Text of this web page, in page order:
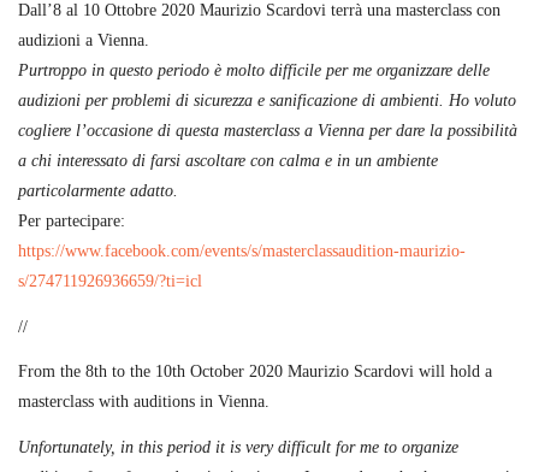
Dall’8 al 10 Ottobre 2020 Maurizio Scardovi terrà una masterclass con
audizioni a Vienna.
Purtroppo in questo periodo è molto difficile per me organizzare delle
audizioni per problemi di sicurezza e sanificazione di ambienti. Ho voluto
cogliere l’occasione di questa masterclass a Vienna per dare la possibilità
a chi interessato di farsi ascoltare con calma e in un ambiente
particolarmente adatto.
Per partecipare:
https://www.facebook.com/events/s/masterclassaudition-maurizio-
s/274711926936659/?ti=icl
//
From the 8th to the 10th October 2020 Maurizio Scardovi will hold a
masterclass with auditions in Vienna.
Unfortunately, in this period it is very difficult for me to organize